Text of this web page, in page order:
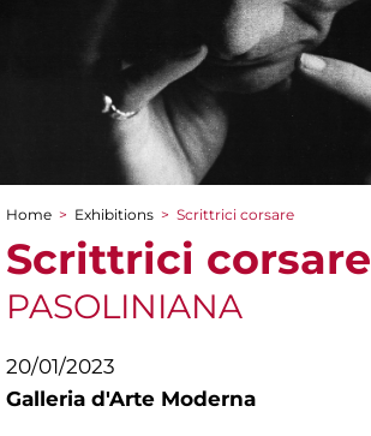
You are here
Home > Exhibitions > Scrittrici corsare
Scrittrici corsare
PASOLINIANA
20/01/2023
Galleria d'Arte Moderna